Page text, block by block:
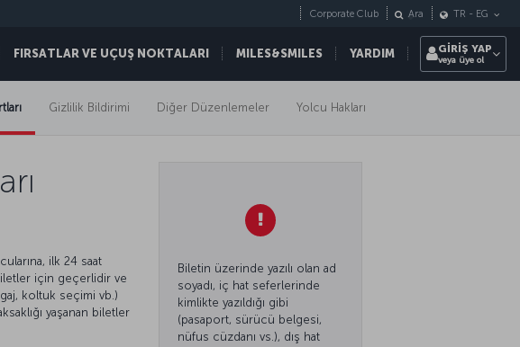
FIRSATLAR VE UÇUŞ NOKTALARI MILES&SMILES YARDIM
Corporate Club Ara TR - EG
GİRİŞ YAP
veya üye ol
Gizlilik Bildirimi Diğer Düzenlemeler Yolcu Hakları
ilk 24 saat
için geçerlidir ve
koltuk seçimi vb.)
yaşanan biletler
Biletin üzerinde yazılı olan ad
soyadı, iç hat seferlerinde
kimlikte yazıldığı gibi
(pasaport, sürücü belgesi,
nüfus cüzdanı vs.), dış hat